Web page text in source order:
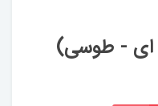
ای - طوسی)